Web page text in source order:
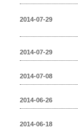
2014-07-29
2014-07-29
2014-07-08
2014-06-26
2014-06-18